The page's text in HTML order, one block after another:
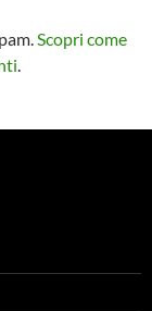
Scopri come
.